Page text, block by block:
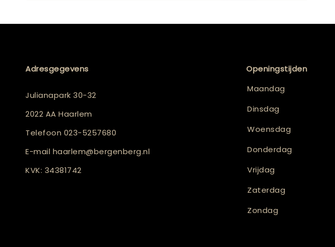
Adresgegevens
Julianapark 30-32
2022 AA Haarlem
Telefoon 023-5257680
E-mail haarlem@bergenberg.nl
KVK: 34381742
Openingstijden
Maandag
Dinsdag
Woensdag
Donderdag
Vrijdag
Zaterdag
Zondag